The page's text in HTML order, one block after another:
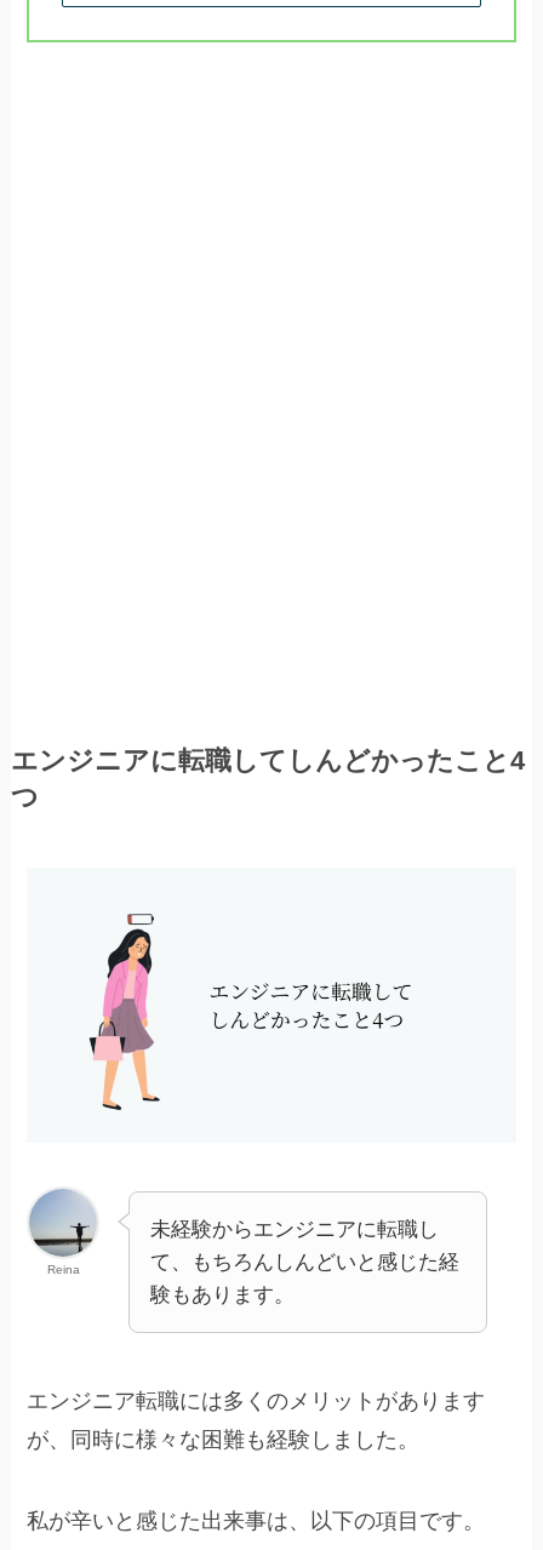
エンジニアに転職してしんどかったこと4
つ
Reina
未経験からエンジニアに転職し
て、もちろんしんどいと感じた経
験もあります。
エンジニア転職には多くのメリットがあります
が、同時に様々な困難も経験しました。
私が辛いと感じた出来事は、以下の項目です。